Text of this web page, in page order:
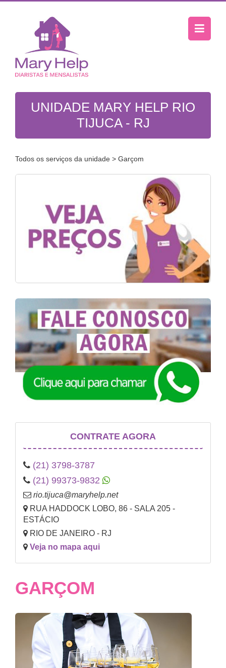
UNIDADE MARY HELP RIO
TIJUCA - RJ
Todos os serviços da unidade > Garçom
CONTRATE AGORA
(21) 3798-3787
(21) 99373-9832
rio.tijuca@maryhelp.net
RUA HADDOCK LOBO, 86 - SALA 205 -
ESTÁCIO
RIO DE JANEIRO - RJ
Veja no mapa aqui
GARÇOM